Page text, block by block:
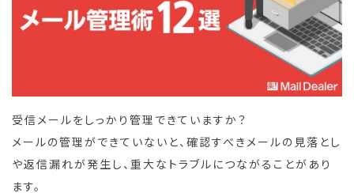
受信メールをしっかり管理できていますか？
メールの管理ができていないと、確認すべきメールの見落とし
や返信漏れが発生し、重大なトラブルにつながることがあり
ます。